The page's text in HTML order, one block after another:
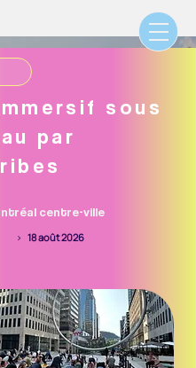
sous
par
centre-ville
> 18 août 2026